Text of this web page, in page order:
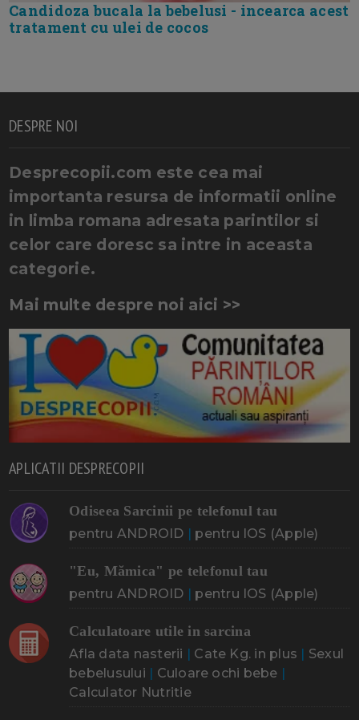
Candidoza bucala la bebelusi - incearca acest
tratament cu ulei de cocos
DESPRE NOI
Desprecopii.com este cea mai
importanta resursa de informatii online
in limba romana adresata parintilor si
celor care doresc sa intre in aceasta
categorie.
Mai multe despre noi aici >>
APLICATII DESPRECOPII
Odiseea Sarcinii pe telefonul tau
pentru ANDROID | pentru IOS (Apple)
"Eu, Mămica" pe telefonul tau
pentru ANDROID | pentru IOS (Apple)
Calculatoare utile in sarcina
Afla data nasterii | Cate Kg. in plus | Sexul
bebelusului | Culoare ochi bebe |
Calculator Nutritie